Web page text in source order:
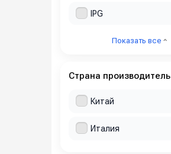
IPG
Показать все
Страна производитель
Китай
Италия